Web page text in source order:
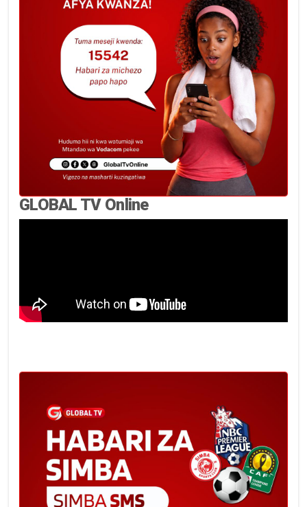
GLOBAL TV Online